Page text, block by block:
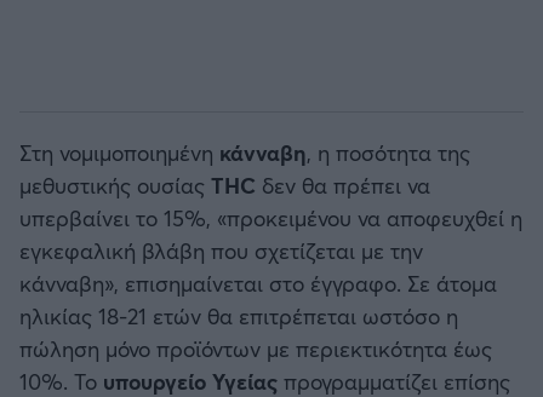
Στη νομιμοποιημένη κάνναβη, η ποσότητα της
μεθυστικής ουσίας THC δεν θα πρέπει να
υπερβαίνει το 15%, «προκειμένου να αποφευχθεί η
εγκεφαλική βλάβη που σχετίζεται με την
κάνναβη», επισημαίνεται στο έγγραφο. Σε άτομα
ηλικίας 18-21 ετών θα επιτρέπεται ωστόσο η
πώληση μόνο προϊόντων με περιεκτικότητα έως
10%. Το υπουργείο Υγείας προγραμματίζει επίσης